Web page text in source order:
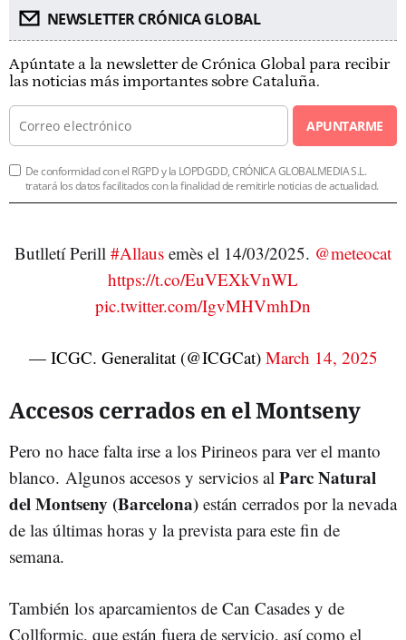
NEWSLETTER CRÓNICA GLOBAL
Apúntate a la newsletter de Crónica Global para recibir
las noticias más importantes sobre Cataluña.
APUNTARME
De conformidad con el RGPD y la LOPDGDD, CRÓNICA GLOBALMEDIA S.L.
tratará los datos facilitados con la finalidad de remitirle noticias de actualidad.
Butlletí Perill #Allaus emès el 14/03/2025. @meteocat
https://t.co/EuVEXkVnWL
pic.twitter.com/IgvMHVmhDn
— ICGC. Generalitat (@ICGCat) March 14, 2025
Accesos cerrados en el Montseny
Pero no hace falta irse a los Pirineos para ver el manto
blanco. Algunos accesos y servicios al Parc Natural
del Montseny (Barcelona) están cerrados por la nevada
de las últimas horas y la prevista para este fin de
semana.
También los aparcamientos de Can Casades y de
Collformic, que están fuera de servicio, así como el